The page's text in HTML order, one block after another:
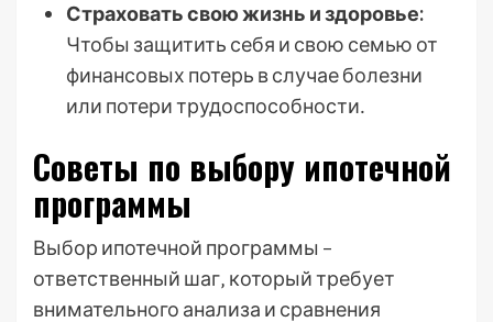
Страховать свою жизнь и здоровье:
Чтобы защитить себя и свою семью от
финансовых потерь в случае болезни
или потери трудоспособности․
Советы по выбору ипотечной
программы
Выбор ипотечной программы –
ответственный шаг‚ который требует
внимательного анализа и сравнения